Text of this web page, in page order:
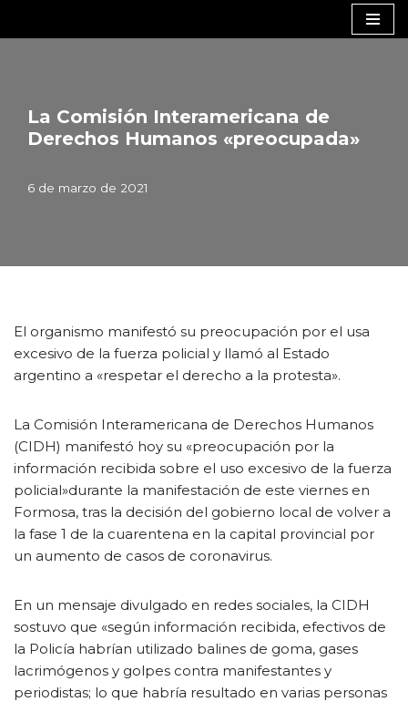
La Comisión Interamericana de
Derechos Humanos «preocupada»
6 de marzo de 2021
El organismo manifestó su preocupación por el usa
excesivo de la fuerza policial y llamó al Estado
argentino a «respetar el derecho a la protesta».
La Comisión Interamericana de Derechos Humanos
(CIDH) manifestó hoy su «preocupación por la
información recibida sobre el uso excesivo de la fuerza
policial»durante la manifestación de este viernes en
Formosa, tras la decisión del gobierno local de volver a
la fase 1 de la cuarentena en la capital provincial por
un aumento de casos de coronavirus.
En un mensaje divulgado en redes sociales, la CIDH
sostuvo que «según información recibida, efectivos de
la Policía habrían utilizado balines de goma, gases
lacrimógenos y golpes contra manifestantes y
periodistas; lo que habría resultado en varias personas